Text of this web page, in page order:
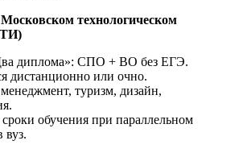
технологическом
диплома»: СПО + ВО без ЕГЭ.
дистанционно или очно.
туризм, дизайн,
обучения при параллельном
вуз.